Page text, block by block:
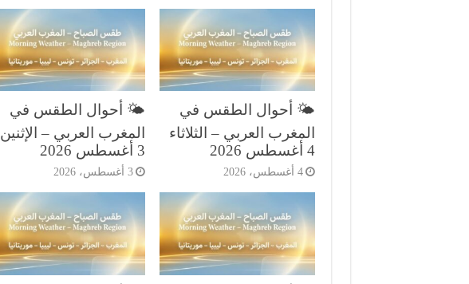
🌤️ أحوال الطقس في
المغرب العربي – الثلاثاء
4 أغسطس 2026
4 أغسطس، 2026
🌤️ أحوال الطقس في
المغرب العربي – الإثنين
3 أغسطس 2026
3 أغسطس، 2026